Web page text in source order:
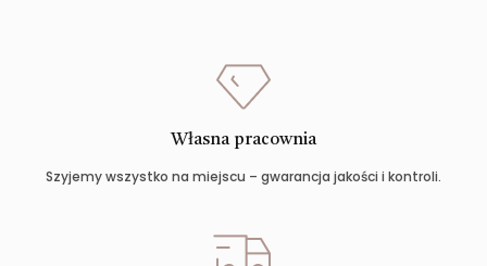
Własna pracownia
Szyjemy wszystko na miejscu – gwarancja jakości i kontroli.